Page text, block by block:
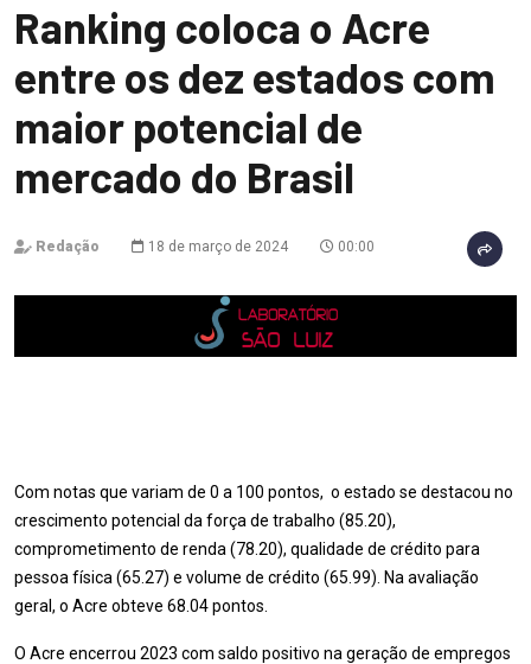
Ranking coloca o Acre
entre os dez estados com
maior potencial de
mercado do Brasil
Redação 18 de março de 2024 00:00
Com notas que variam de 0 a 100 pontos, o estado se destacou no
crescimento potencial da força de trabalho (85.20),
comprometimento de renda (78.20), qualidade de crédito para
pessoa física (65.27) e volume de crédito (65.99). Na avaliação
geral, o Acre obteve 68.04 pontos.
O Acre encerrou 2023 com saldo positivo na geração de empregos